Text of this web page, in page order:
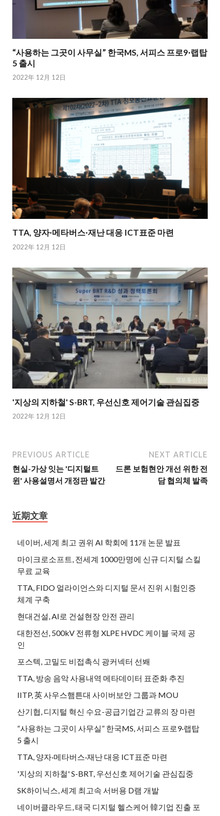
“사용하는 그곳이 사무실” 한국MS, 서피스 프로9·랩탑
5 출시
2022年 12月 12日
TTA, 양자·메타버스·재난 대응 ICT표준 마련
2022年 12月 12日
'지상의 지하철' S-BRT, 우선신호 제어기술 관심집중
2022年 12月 12日
PREVIOUS ARTICLE
현실-가상 잇는 '디지털트
윈' 사용설명서 개정판 발간
NEXT ARTICLE
드론 보험현안 개선 위한 전
담 협의체 발족
近期文章
네이버, 세계 최고 권위 AI 학회에 11개 논문 발표
마이크로소프트, 전세계 1000만명에 신규 디지털 스킬
무료 교육
TTA, FIDO 얼라이언스와 디지털 문서 진위 시험인증
체계 구축
현대건설, AI로 건설현장 안전 관리
대한전선, 500kV 전류형 XLPE HVDC 케이블 국제 공
인
포스텍, 고밀도 비접촉식 광커넥터 선봬
TTA, 방송 음악 사용내역 메타데이터 표준화 추진
IITP, 英 사우스햄튼대 사이버보안 그룹과 MOU
산기협, 디지털 혁신 수요-공급기업간 교류의 장 마련
“사용하는 그곳이 사무실” 한국MS, 서피스 프로9·랩탑
5 출시
TTA, 양자·메타버스·재난 대응 ICT표준 마련
'지상의 지하철' S-BRT, 우선신호 제어기술 관심집중
SK하이닉스, 세계 최고속 서버용 D램 개발
네이버클라우드, 태국 디지털 헬스케어 韓기업 진출 포